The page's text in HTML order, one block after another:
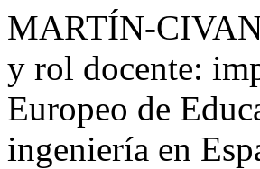
MARTÍN-
y rol docente:
Europeo de
ingeniería en